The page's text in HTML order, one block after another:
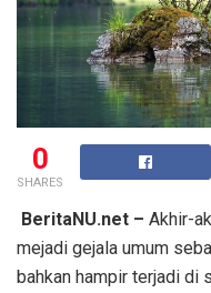
0
SHARES
BeritaNU.net – Akhir-
mejadi gejala umum
bahkan hampir terjadi di